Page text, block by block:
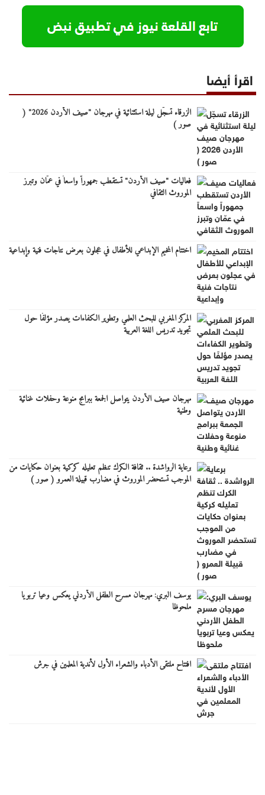
اقرأ أيضا
الزرقاء تسجّل ليلة استثنائية في مهرجان "صيف الأردن 2026" (
صور )
فعاليات "صيف الأردن" تستقطب جمهوراً واسعاً في عمّان وتبرز
الموروث الثقافي
اختتام المخيم الإبداعي للأطفال في عجلون بعرض نتاجات فنية وإبداعية
المركز المغربي للبحث العلمي وتطوير الكفاءات يصدر مؤلفًا حول
تجويد تدريس اللغة العربية
مهرجان صيف الأردن يتواصل الجمعة ببرامج منوعة وحفلات غنائية
وطنية
برعاية الرواشدة .. ثقافة الكرك تنظم تعليله كركية بعنوان حكايات من
الموجب تستحضر الموروث في مضارب قبيلة العمرو ( صور )
يوسف البري: مهرجان مسرح الطفل الأردني يعكس وعيا تربويا
ملحوظا
افتتاح ملتقى الأدباء والشعراء الأول لأندية المعلمين في جرش